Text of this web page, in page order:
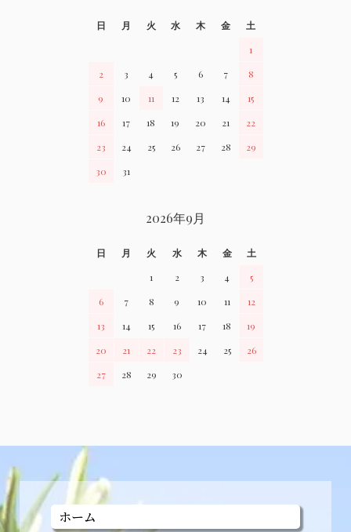
日 月 火 水 木 金
土
1
2
3 4 5 6 7
8
9
10 11 12 13 14
15
16
17 18 19 20 21
22
23
24 25 26 27 28
29
30
31
2026年9月
日 月 火 水 木 金
土
1
2 3 4
5
6
7 8 9 10 11
12
13
14 15 16 17 18
19
20
21 22 23 24 25
26
27
28 29 30
ホーム